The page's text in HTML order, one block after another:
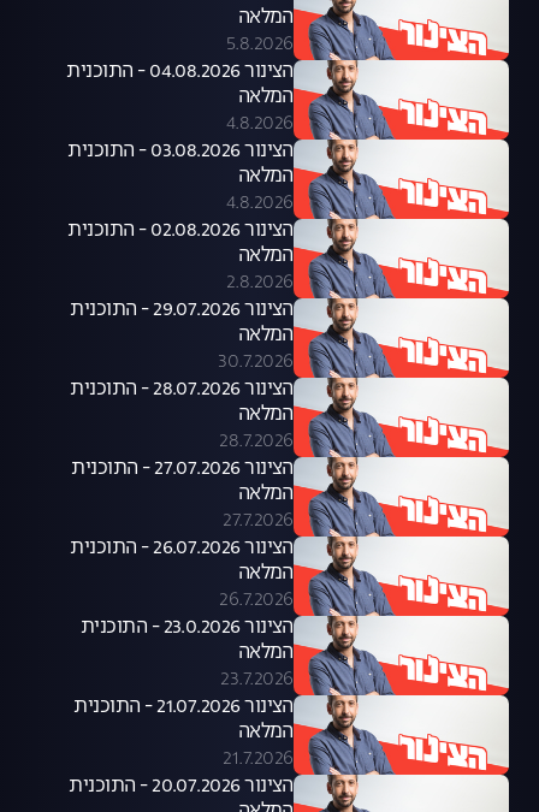
המלאה
5.8.2026
הצינור 04.08.2026 - התוכנית
המלאה
4.8.2026
הצינור 03.08.2026 - התוכנית
המלאה
4.8.2026
הצינור 02.08.2026 - התוכנית
המלאה
2.8.2026
הצינור 29.07.2026 - התוכנית
המלאה
30.7.2026
הצינור 28.07.2026 - התוכנית
המלאה
28.7.2026
הצינור 27.07.2026 - התוכנית
המלאה
27.7.2026
הצינור 26.07.2026 - התוכנית
המלאה
26.7.2026
הצינור 23.0.2026 - התוכנית
המלאה
23.7.2026
הצינור 21.07.2026 - התוכנית
המלאה
21.7.2026
הצינור 20.07.2026 - התוכנית